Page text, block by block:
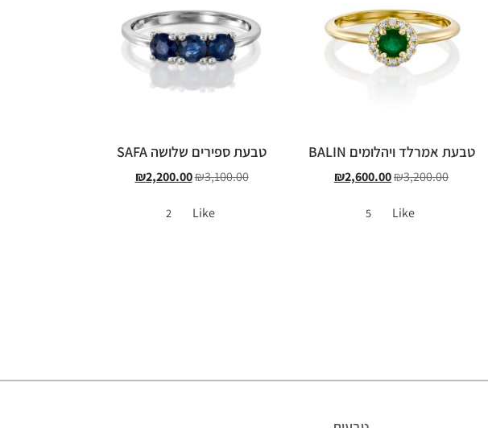
טבעת אמרלד ויהלומים BALIN
₪3,200.00
₪2,600.00
Like
5
טבעת ספירים שלושה SAFA
₪3,100.00
₪2,200.00
Like
2